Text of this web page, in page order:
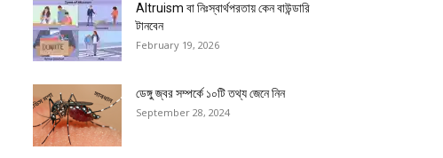
Altruism বা নিঃস্বার্থপরতায় কেন বাউন্ডারি
টানবেন
February 19, 2026
ডেঙ্গু জ্বর সম্পর্কে ১০টি তথ্য জেনে নিন
September 28, 2024